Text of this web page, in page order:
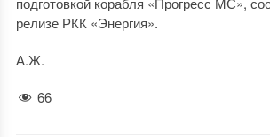
релизе РКК «Энергия».
А.Ж.
66